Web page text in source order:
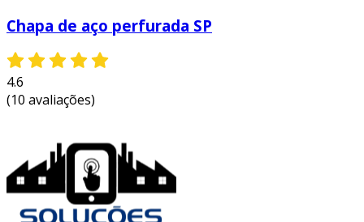
Chapa de aço perfurada SP
4.6
(10 avaliações)